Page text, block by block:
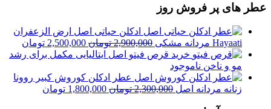
عطر های پر فروش روز
ادکلن حیاتی اصل ارض الزعفران
Hayaati مردانه مشکی
2,900,000 تومان قیمت
اصلی
بود.
2,500,000 تومان
فعلی
است.
خرید قرص فیتو اصل ایتالیایی مکمل برای رشد
مو و ناخن ناموجود
عطر ادکلن کوروش کبیر روونا
زنانه مردانه اصل 2,300,000 تومان قیمت
1,800,000 تومان